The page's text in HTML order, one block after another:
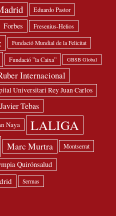
Eduardo Pastor
Forbes Fresenius-Helios
Fundació Mundial de la Felicitat
Fundació ”la Caixa” GBSB Global
Internacional
Universitari Rey Juan Carlos
Javier Tebas
Naya LALIGA
Marc Murtra Montserrat
Quirónsalud
Sermas